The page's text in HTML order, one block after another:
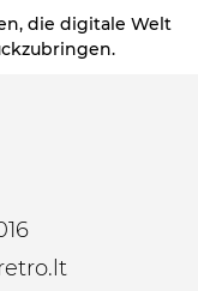
die digitale Welt